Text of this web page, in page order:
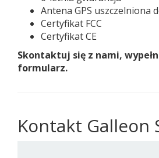
Antena GPS uszczelniona
Certyfikat FCC
Certyfikat CE
Skontaktuj się z nami,
formularz.
Kontakt Galleon